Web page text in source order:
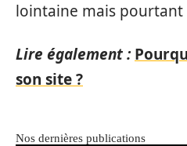
lointaine mais pourtant
Lire également :
son site ?
Nos dernières publications